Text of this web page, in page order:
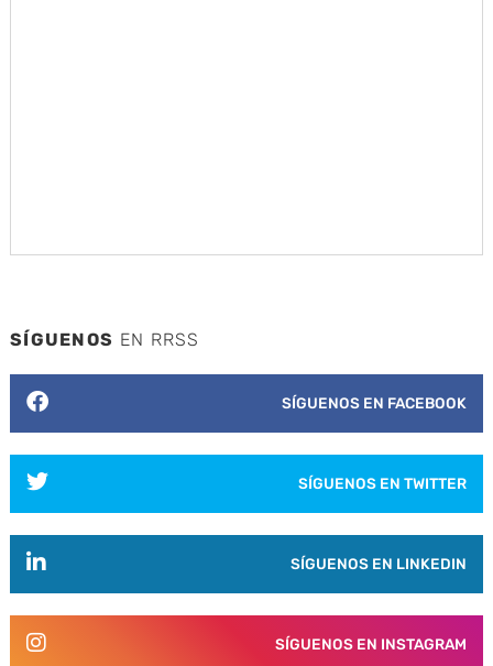
SÍGUENOS EN RRSS
SÍGUENOS EN FACEBOOK
SÍGUENOS EN TWITTER
SÍGUENOS EN LINKEDIN
SÍGUENOS EN INSTAGRAM